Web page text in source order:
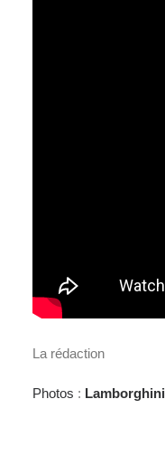
La rédaction
Photos : Lamborghini